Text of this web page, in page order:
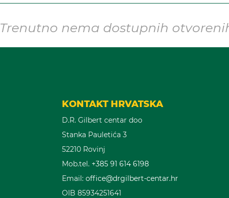
Trenutno nema dostupnih
KONTAKT HRVATSKA
D.R. Gilbert centar doo
Stanka Pauletića 3
52210 Rovinj
Mob.tel. +385 91 614 6198
Email: office@drgilbert-centar.hr
OIB 85934251641